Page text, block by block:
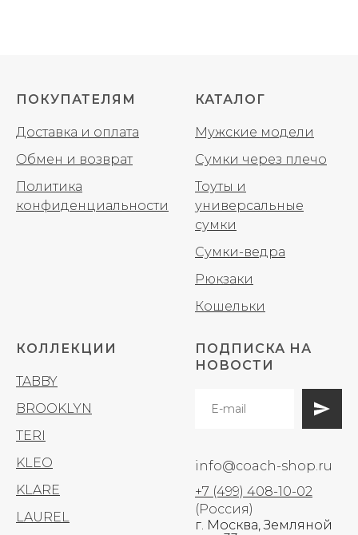
ПОКУПАТЕЛЯМ
Доставка и оплата
Обмен и возврат
Политика
конфиденциальности
КАТАЛОГ
Мужские модели
Сумки через плечо
Тоуты и
универсальные
сумки
Сумки-ведра
Рюкзаки
Кошельки
КОЛЛЕКЦИИ
TABBY
BROOKLYN
TERI
KLEO
KLARE
LAUREL
ПОДПИСКА НА
НОВОСТИ
info@coach-shop.ru
+7 (499) 408-10-02
(Россия)
г. Москва, Земляной